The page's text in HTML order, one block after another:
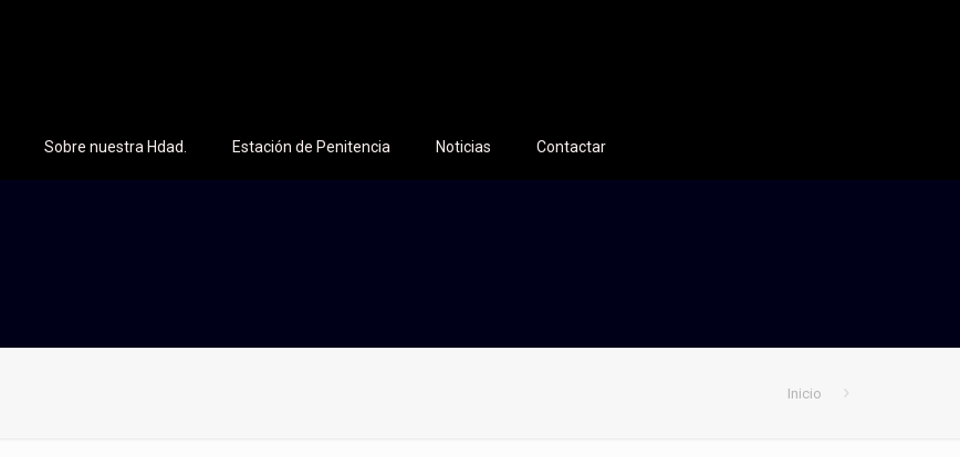
Sobre nuestra Hdad. Estación de Penitencia Noticias Contactar
Inicio